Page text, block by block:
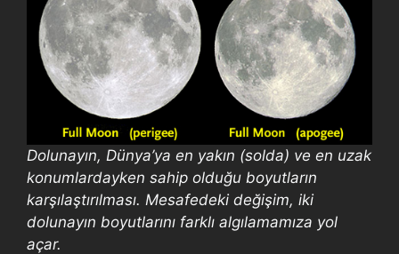
Dolunayın, Dünya’ya en yakın (solda) ve en uzak
konumlardayken sahip olduğu boyutların
karşılaştırılması. Mesafedeki değişim, iki
dolunayın boyutlarını farklı algılamamıza yol
açar.